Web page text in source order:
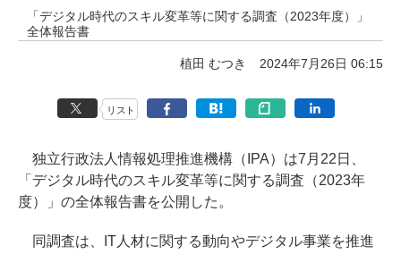
「デジタル時代のスキル変革等に関する調査（2023年度）」
全体報告書
植田 むつき 2024年7月26日 06:15
リスト
独立行政法人情報処理推進機構（IPA）は7月22日、
「デジタル時代のスキル変革等に関する調査（2023年
度）」の全体報告書を公開した。
同調査は、IT人材に関する動向やデジタル事業を推進